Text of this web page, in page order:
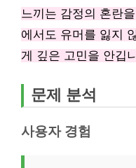
느끼는 감정의 혼란
에서도 유머를 잃지
게 깊은 고민을 안깁
문제 분석
사용자 경험